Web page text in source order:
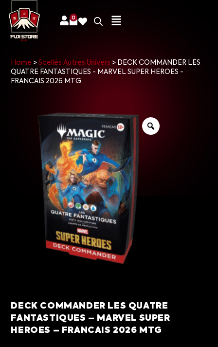
0
Home >Scellés Autres Univers > DECK COMMANDER LES
QUATRE FANTASTIQUES - MARVEL SUPER HEROES -
FRANCAIS 2026 MTG
DECK COMMANDER LES QUATRE
FANTASTIQUES – MARVEL SUPER
HEROES – FRANCAIS 2026 MTG